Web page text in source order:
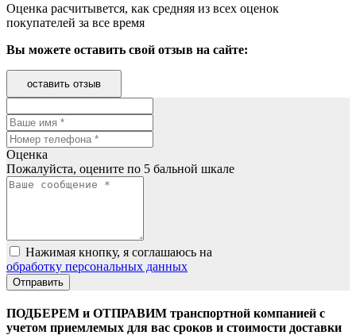
Оценка расчитывется, как средняя из всех оценок
покупателей за все время
Вы можете оставить свой отзыв на сайте:
оставить отзыв
Оценка
Пожалуйста, оцените по 5 бальной шкале
Нажимая кнопку, я соглашаюсь на
обработку персональных данных
ПОДБЕРЕМ и ОТПРАВИМ транспортной компанией с
учетом приемлемых для вас сроков и стоимости доставки